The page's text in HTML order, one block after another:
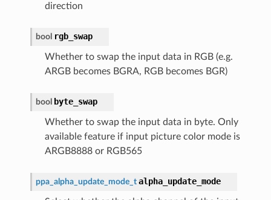
direction
bool rgb_swap
Whether to swap the input data in RGB (e.g.
ARGB becomes BGRA, RGB becomes BGR)
bool byte_swap
Whether to swap the input data in byte. Only
available feature if input picture color mode is
ARGB8888 or RGB565
ppa_alpha_update_mode_t alpha_update_mode